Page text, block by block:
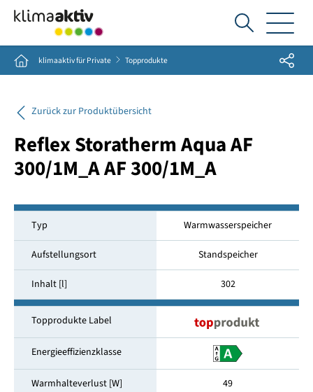
Ich
suche...
Home klimaaktiv für Private Topprodukte Share
Zurück zur Produktübersicht
Reflex Storatherm Aqua AF
300/1M_A AF 300/1M_A
Typ Warmwasserspeicher
Aufstellungsort Standspeicher
Inhalt [l] 302
Topprodukte Label
Energieeffizienzklasse
Warmhalteverlust [W] 49